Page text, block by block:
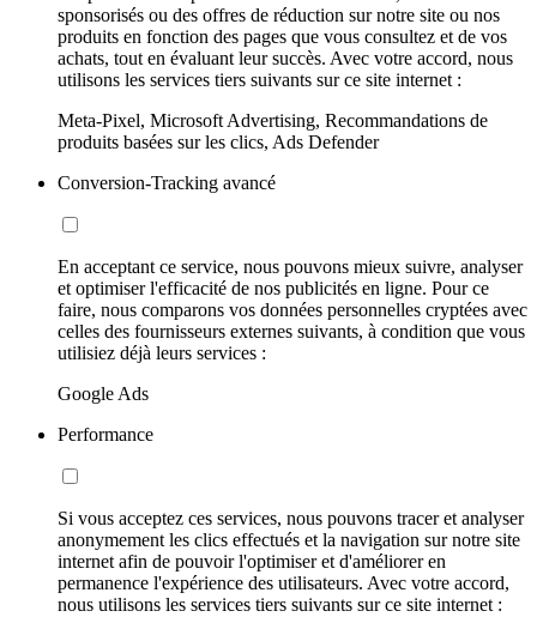
sponsorisés ou des offres de réduction sur notre site ou nos
produits en fonction des pages que vous consultez et de vos
achats, tout en évaluant leur succès. Avec votre accord, nous
utilisons les services tiers suivants sur ce site internet :
Meta-Pixel, Microsoft Advertising, Recommandations de
produits basées sur les clics, Ads Defender
Conversion-Tracking avancé
En acceptant ce service, nous pouvons mieux suivre, analyser
et optimiser l'efficacité de nos publicités en ligne. Pour ce
faire, nous comparons vos données personnelles cryptées avec
celles des fournisseurs externes suivants, à condition que vous
utilisiez déjà leurs services :
Google Ads
Performance
Si vous acceptez ces services, nous pouvons tracer et analyser
anonymement les clics effectués et la navigation sur notre site
internet afin de pouvoir l'optimiser et d'améliorer en
permanence l'expérience des utilisateurs. Avec votre accord,
nous utilisons les services tiers suivants sur ce site internet :